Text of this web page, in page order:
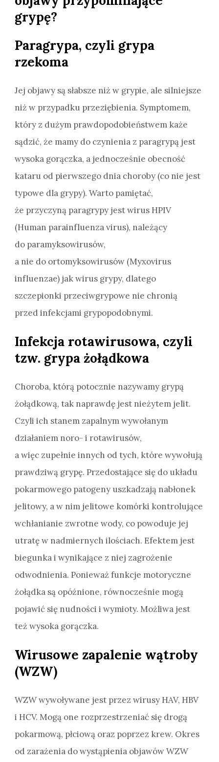
grypę?
Paragrypa, czyli grypa
rzekoma
Jej objawy są słabsze niż w grypie, ale silniejsze
niż w przypadku przeziębienia. Symptomem,
który z dużym prawdopodobieństwem każe
sądzić, że mamy do czynienia z paragrypą jest
wysoka gorączka, a jednocześnie obecność
kataru od pierwszego dnia choroby (co nie jest
typowe dla grypy). Warto pamiętać,
że przyczyną paragrypy jest wirus HPIV
(Human parainfluenza virus), należący
do paramyksowirusów,
a nie do ortomyksowirusów (Myxovirus
influenzae) jak wirus grypy, dlatego
szczepionki przeciwgrypowe nie chronią
przed infekcjami grypopodobnymi.
Infekcja rotawirusowa, czyli
tzw. grypa żołądkowa
Choroba, którą potocznie nazywamy grypą
żołądkową, tak naprawdę jest nieżytem jelit.
Czyli ich stanem zapalnym wywołanym
działaniem noro- i rotawirusów,
a więc zupełnie innych od tych, które wywołują
prawdziwą grypę. Przedostające się do układu
pokarmowego patogeny uszkadzają nabłonek
jelitowy, a w nim jelitowe komórki kontrolujące
wchłanianie zwrotne wody, co powoduje jej
utratę w nadmiernych ilościach. Efektem jest
biegunka i wynikające z niej zagrożenie
odwodnienia. Ponieważ funkcje motoryczne
żołądka są opóźnione, równocześnie mogą
pojawić się nudności i wymioty. Możliwa jest
też wysoka gorączka.
Wirusowe zapalenie wątroby
(WZW)
WZW wywoływane jest przez wirusy HAV, HBV
i HCV. Mogą one rozprzestrzeniać się drogą
pokarmową, płciową oraz poprzez krew. Okres
od zarażenia do wystąpienia objawów WZW